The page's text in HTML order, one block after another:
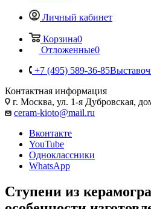
Личный кабинет
Корзина0
Отложенные0
+7 (495) 589-36-85
Контактная информация
г. Москва, ул. 1-я Дубровская,
ceram-kioto@mail.ru
Вконтакте
YouTube
Одноклассники
WhatsApp
Ступени из